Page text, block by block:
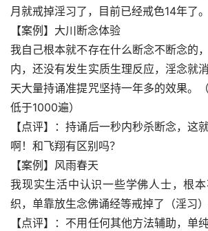
月就戒掉淫习了，目前已经戒色14年了。
【案例】大川断念体验
我自己根本就不存在什么断念不断念的
内，还没有发生实质生理反应，淫念就
天大量持诵准提咒坚持一年多的效果。
低于1000遍）
【点评】：持诵后一秒内秒杀断念，这
啊！和飞翔有区别吗？
【案例】风雨春天
我现实生活中认识一些学佛人士，根
织，单靠放生念佛诵经等戒掉了（淫习）
【点评】：不用任何其他方法辅助，单